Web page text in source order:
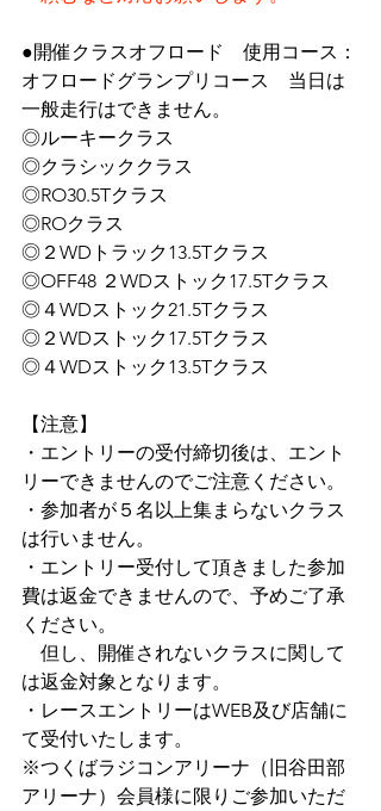
●開催クラスオフロード　使用コース：
オフロードグランプリコース　当日は
一般走行はできません。
◎ルーキークラス
◎クラシッククラス
◎RO30.5Tクラス
◎ROクラス
◎２WDトラック13.5Tクラス
◎OFF48 ２WDストック17.5Tクラス
◎４WDストック21.5Tクラス
◎２WDストック17.5Tクラス
◎４WDストック13.5Tクラス
【注意】
・エントリーの受付締切後は、エント
リーできませんのでご注意ください。
・参加者が５名以上集まらないクラス
は行いません。
・エントリー受付して頂きました参加
費は返金できませんので、予めご了承
ください。
但し、開催されないクラスに関して
は返金対象となります。
・レースエントリーはWEB及び店舗に
て受付いたします。
※つくばラジコンアリーナ（旧谷田部
アリーナ）会員様に限りご参加いただ